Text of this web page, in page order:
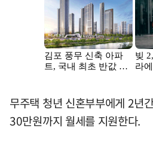
무주택 청년 신혼부부에게 2년
30만원까지 월세를 지원한다.